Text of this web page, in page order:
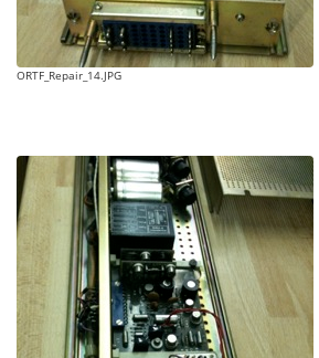
ORTF_Repair_14.JPG